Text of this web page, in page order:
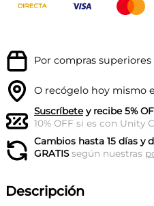
Por compras superiores
O recógelo hoy mismo
Suscríbetey recibe 5%
10% OFF si es con Unity
Cambios hasta 15 días y
GRATISsegún nuestras
Descripción